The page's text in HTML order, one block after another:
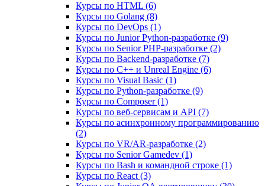
Курсы по HTML (6)
Курсы по Golang (8)
Курсы по DevOps (1)
Курсы по Junior Python-разработке (9)
Курсы по Senior PHP-разработке (2)
Курсы по Backend‑разработке (7)
Курсы по C++ и Unreal Engine (6)
Курсы по Visual Basic (1)
Курсы по Python-разработке (9)
Курсы по Composer (1)
Курсы по веб‑сервисам и API (7)
Курсы по асинхронному программированию
(2)
Курсы по VR/AR‑разработке (2)
Курсы по Senior Gamedev (1)
Курсы по Bash и командной строке (1)
Курсы по React (3)